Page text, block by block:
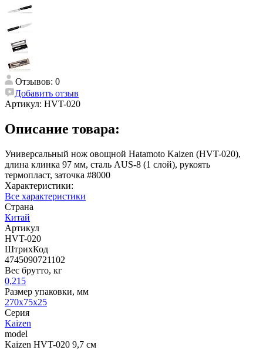
Отзывов: 0
Добавить отзыв
Артикул: HVT-020
Описание товара:
Универсальный нож овощной Hatamoto Kaizen (HVT-020),
длина клинка 97 мм, сталь AUS-8 (1 слой), рукоять
термопласт, заточка #8000
Характеристики:
Все характеристики
Страна
Китай
Артикул
HVT-020
ШтрихКод
4745090721102
Вес брутто, кг
0,215
Размер упаковки, мм
270x75x25
Серия
Kaizen
model
Kaizen HVT-020 9,7 см